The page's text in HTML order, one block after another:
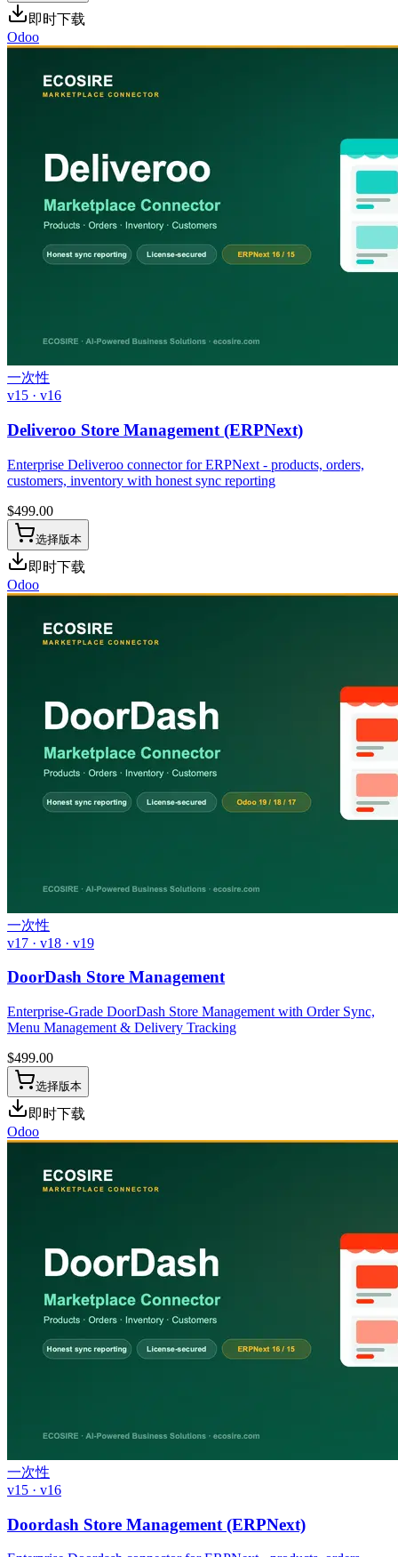
即时下载
Odoo
一次性
v15 · v16
Deliveroo Store Management (ERPNext)
Enterprise Deliveroo connector for ERPNext - products, orders,
customers, inventory with honest sync reporting
$499.00
选择版本
即时下载
Odoo
一次性
v17 · v18 · v19
DoorDash Store Management
Enterprise-Grade DoorDash Store Management with Order Sync,
Menu Management & Delivery Tracking
$499.00
选择版本
即时下载
Odoo
一次性
v15 · v16
Doordash Store Management (ERPNext)